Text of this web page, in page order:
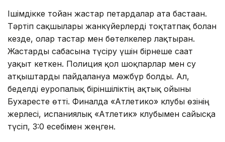
Ішімдікке тойған жастар петардалар ата бастаған.
Тәртіп сақшылары жанкүйерлерді тоқтатпақ болған
кезде, олар тастар мен бөтелкелер лақтырған.
Жастарды сабасына түсіру үшін бірнеше сағат
уақыт кеткен. Полиция қол шоқпарлар мен су
атқыштарды пайдалануға мәжбүр болды. Ал,
беделді еуропалық біріншіліктің ақтық ойыны
Бухаресте өтті. Финалда «Атлетико» клубы өзінің
жерлесі, испаниялық «Атлетик» клубымен сайысқа
түсіп, 3:0 есебімен жеңген.